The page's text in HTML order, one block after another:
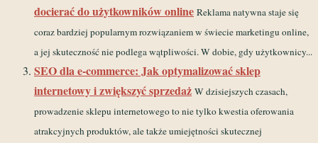
docierać do użytkowników online Reklama natywna staje się
coraz bardziej popularnym rozwiązaniem w świecie marketingu online,
a jej skuteczność nie podlega wątpliwości. W dobie, gdy użytkownicy...
SEO dla e-commerce: Jak optymalizować sklep
internetowy i zwiększyć sprzedaż W dzisiejszych czasach,
prowadzenie sklepu internetowego to nie tylko kwestia oferowania
atrakcyjnych produktów, ale także umiejętności skutecznej